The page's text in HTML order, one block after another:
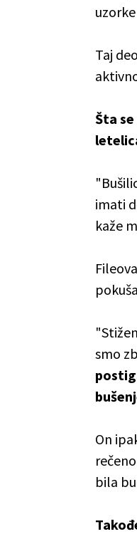
Taj
Šta
imati
kaže
smo
On
bila